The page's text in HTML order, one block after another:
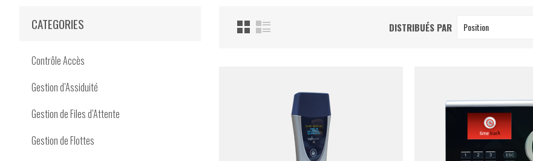
DISTRIBUÉS PAR Position
CATEGORIES
Contrôle Accès
Gestion d’Assiduité
Gestion de Files d’Attente
Gestion de Flottes